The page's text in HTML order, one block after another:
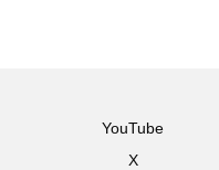
YouTube
X